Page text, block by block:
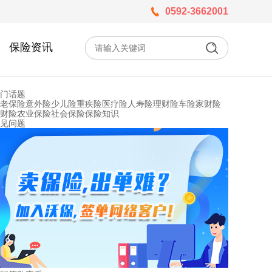
0592-3662001
保险资讯
话题
保险意外险少儿险重疾险医疗险 人寿险理财险车险家财险
险农业保险社会保险保险知识
问题